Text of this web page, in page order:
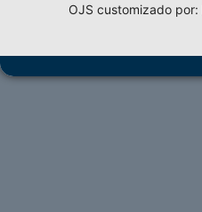
OJS customizado por: